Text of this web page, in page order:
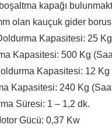
kapağı
olan kauçuk gider
Kapasitesi: 25 Kg
Kapasitesi: 500 Kg
Kapasitesi: 12 Kg
Kapasitesi: 240 Kg
Süresi: 1 – 1,2 dk.
Gücü: 0,37 Kw